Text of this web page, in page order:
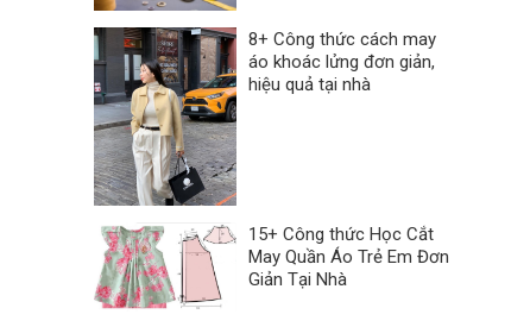
8+ Công thức cách may
áo khoác lửng đơn giản,
hiệu quả tại nhà
15+ Công thức Học Cắt
May Quần Áo Trẻ Em Đơn
Giản Tại Nhà